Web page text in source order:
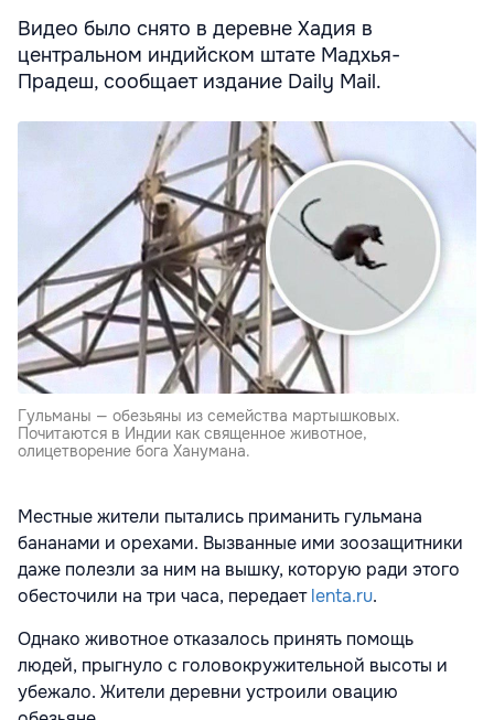
Видео было снято в деревне Хадия в
центральном индийском штате Мадхья-
Прадеш, сообщает издание Daily Mail.
Гульманы — обезьяны из семейства мартышковых.
Почитаются в Индии как священное животное,
олицетворение бога Ханумана.
Местные жители пытались приманить гульмана
бананами и орехами. Вызванные ими зоозащитники
даже полезли за ним на вышку, которую ради этого
обесточили на три часа, передаетlenta.ru.
Однако животное отказалось принять помощь
людей, прыгнуло с головокружительной высоты и
убежало. Жители деревни устроили овацию